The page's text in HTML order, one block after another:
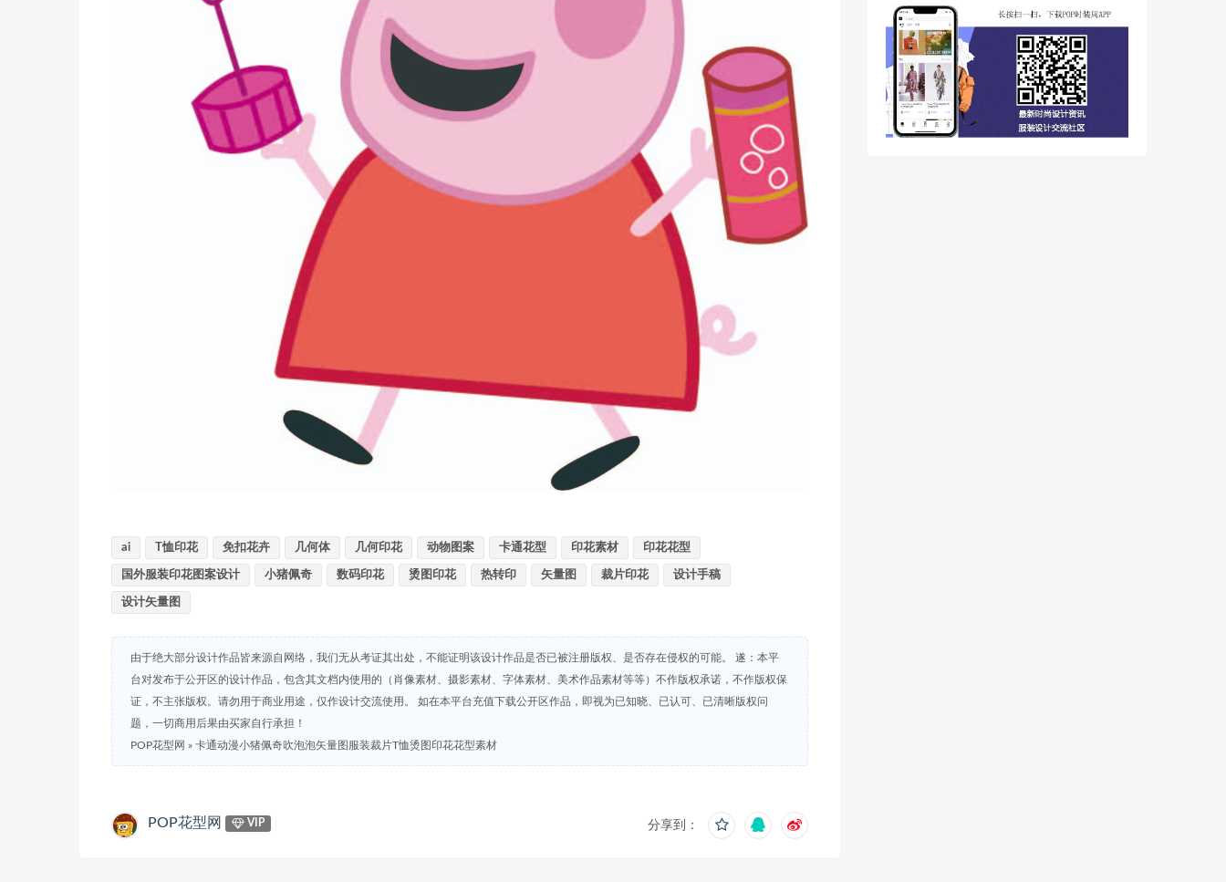
ai T恤印花 免扣花卉 几何体 几何印花 动物图案 卡通花型 印花素材 印花花型
国外服装印花图案设计 小猪佩奇 数码印花 烫图印花 热转印 矢量图 裁片印花 设计手稿
设计矢量图
由于绝大部分设计作品皆来源自网络，我们无从考证其出处，不能证明该设计作品是否已被注册版权、是否存在侵权的可能。 遂：本平
台对发布于公开区的设计作品，包含其文档内使用的（肖像素材、摄影素材、字体素材、美术作品素材等等）不作版权承诺，不作版权保
证，不主张版权。请勿用于商业用途，仅作设计交流使用。 如在本平台充值下载公开区作品，即视为已知晓、已认可、已清晰版权问
题，一切商用后果由买家自行承担！
POP花型网 » 卡通动漫小猪佩奇吹泡泡矢量图服装裁片T恤烫图印花花型素材
POP花型网 VIP 分享到：